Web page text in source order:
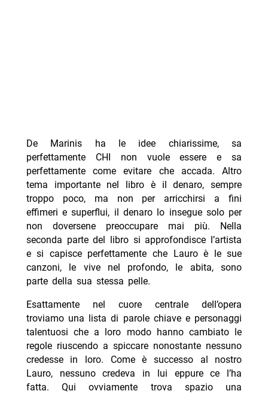
De Marinis ha le idee chiarissime, sa
perfettamente CHI non vuole essere e sa
perfettamente come evitare che accada. Altro
tema importante nel libro è il denaro, sempre
troppo poco, ma non per arricchirsi a fini
effimeri e superflui, il denaro lo insegue solo per
non doversene preoccupare mai più. Nella
seconda parte del libro si approfondisce l’artista
e si capisce perfettamente che Lauro è le sue
canzoni, le vive nel profondo, le abita, sono
parte della sua stessa pelle.
Esattamente nel cuore centrale dell’opera
troviamo una lista di parole chiave e personaggi
talentuosi che a loro modo hanno cambiato le
regole riuscendo a spiccare nonostante nessuno
credesse in loro. Come è successo al nostro
Lauro, nessuno credeva in lui eppure ce l’ha
fatta. Qui ovviamente trova spazio una